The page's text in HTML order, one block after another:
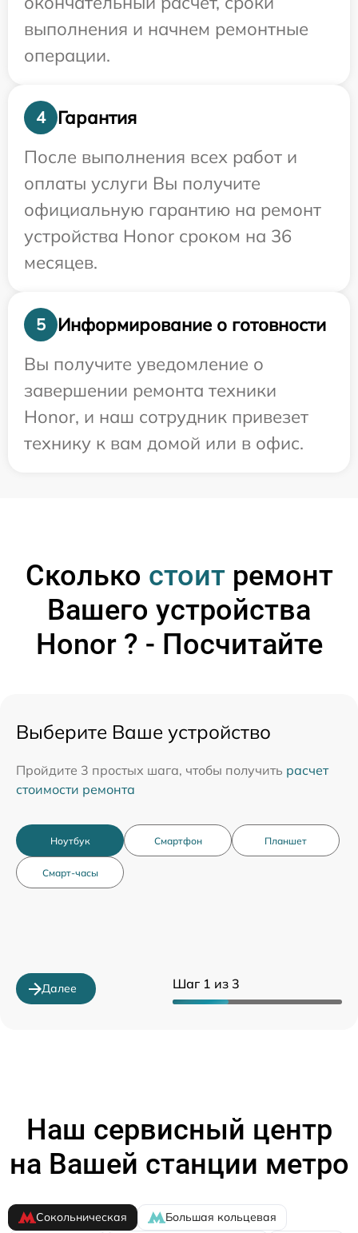
выполнения и начнем ремонтные
операции.
4
Гарантия
После выполнения всех работ и
оплаты услуги Вы получите
официальную гарантию на ремонт
устройства Honor сроком на 36
месяцев.
5
Информирование о готовности
Вы получите уведомление о
завершении ремонта техники
Honor, и наш сотрудник привезет
технику к вам домой или в офис.
Сколько стоитремонт
Вашего устройства
Honor ? - Посчитайте
Шаг 1 из 3
Выберите Ваше устройство
Пройдите 3 простых шага, чтобы получить расчет
стоимости ремонта
Ноутбук Смартфон Планшет
Смарт-часы
Далее
Наш сервисный центр
на Вашей станции метро
Сокольническая
Большая кольцевая